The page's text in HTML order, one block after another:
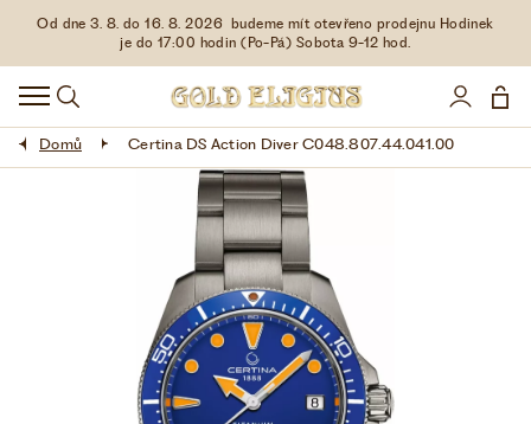
Od dne 3. 8. do 16. 8. 2026 budeme mít otevřeno prodejnu Hodinek
je do 17:00 hodin (Po-Pá) Sobota 9-12 hod.
HODINKY
DOPLŇKY
ŠPERKY
LIMITOVANÉ EDICE
Domů Certina DS Action Diver C048.807.44.041.00